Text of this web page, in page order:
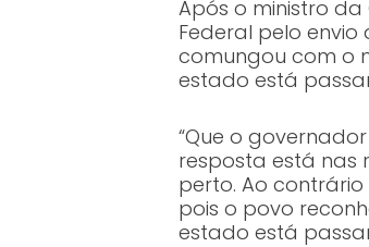
Após o ministro
Federal pelo
comungou com o
estado está
“Que o
resposta está nas
perto. Ao
pois o povo
estado está